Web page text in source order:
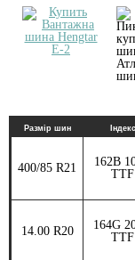
Размір шин Індекс
400/85 R21
162B
TTF
14.00 R20
164G
TTF